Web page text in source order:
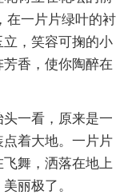
在一片片绿叶的衬
，笑容可掬的小
香，使你陶醉在
一看，原来是一
着大地。一片片
舞，洒落在地上
丽极了。